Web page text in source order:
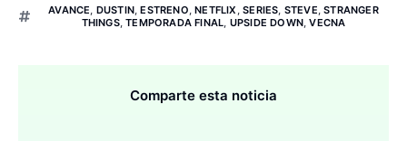
AVANCE, DUSTIN,ESTRENO,NETFLIX ,SERIES, STEVE,STRANGER
THINGS,TEMPORADA FINAL, UPSIDE DOWN,VECNA
Comparte esta noticia